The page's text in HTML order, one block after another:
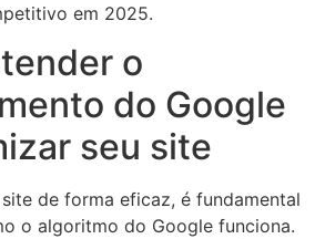
em 2025.
o
do Google
seu site
de forma eficaz, é fundamental
o algoritmo do Google funciona.